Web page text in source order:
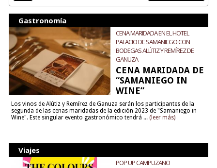
Gastronomía
CENA MARIDADA EN EL HOTEL
PALACIO DE SAMANIEGO CON
BODEGAS ALÚTIZ Y REMÍREZ DE
GANUZA
CENA MARIDADA DE
“SAMANIEGO IN
WINE”
Los vinos de Alútiz y Remírez de Ganuza serán los participantes de la
segunda de las cenas maridadas de la edición 2023 de "Samaniego in
Wine". Este singular evento gastronómico tendrá ... (leer más)
Viajes
POP UP CAMPUZANO